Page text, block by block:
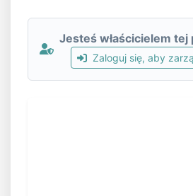
Jesteś właścicielem tej
Zaloguj się, aby